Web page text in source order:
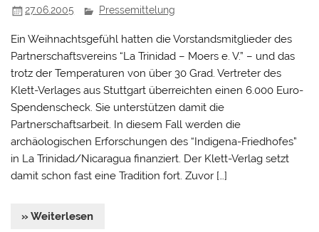
27.06.2005 Pressemittelung
Ein Weihnachtsgefühl hatten die Vorstandsmitglieder des
Partnerschaftsvereins “La Trinidad – Moers e. V.” – und das
trotz der Temperaturen von über 30 Grad. Vertreter des
Klett-Verlages aus Stuttgart überreichten einen 6.000 Euro-
Spendenscheck. Sie unterstützen damit die
Partnerschaftsarbeit. In diesem Fall werden die
archäologischen Erforschungen des “Indigena-Friedhofes”
in La Trinidad/Nicaragua finanziert. Der Klett-Verlag setzt
damit schon fast eine Tradition fort. Zuvor […]
» Weiterlesen